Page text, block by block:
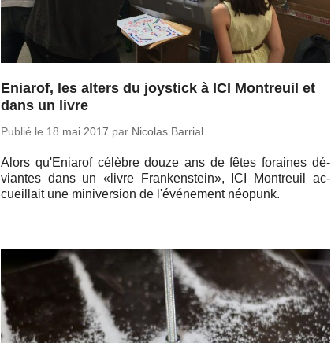
Eniarof, les alters du joystick à ICI Montreuil et
dans un livre
Publié le 18 mai 2017 par Nicolas Barrial
Alors qu'Enia­rof célèbre douze ans de fêtes fo­raines dé­
viantes dans un «livre Fran­ken­stein», ICI Mon­treuil ac­
cueillait une mi­ni­ver­sion de l'évé­ne­ment néopunk.